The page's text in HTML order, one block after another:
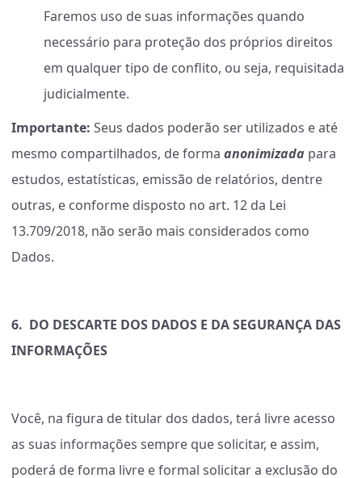
Faremos uso de suas informações quando
necessário para proteção dos próprios direitos
em qualquer tipo de conflito, ou seja, requisitada
judicialmente.
Importante: Seus dados poderão ser utilizados e até
mesmo compartilhados, de forma anonimizada para
estudos, estatísticas, emissão de relatórios, dentre
outras, e conforme disposto no art. 12 da Lei
13.709/2018, não serão mais considerados como
Dados.
6. DO DESCARTE DOS DADOS E DA SEGURANÇA DAS
INFORMAÇÕES
Você, na figura de titular dos dados, terá livre acesso
as suas informações sempre que solicitar, e assim,
poderá de forma livre e formal solicitar a exclusão do